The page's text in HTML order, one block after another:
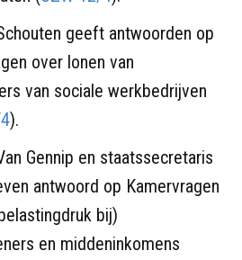
geeft antwoorden op
over lonen van
van sociale werkbedrijven
).
Gennip en staatssecretaris
antwoord op Kamervragen
bij)
en middeninkomens